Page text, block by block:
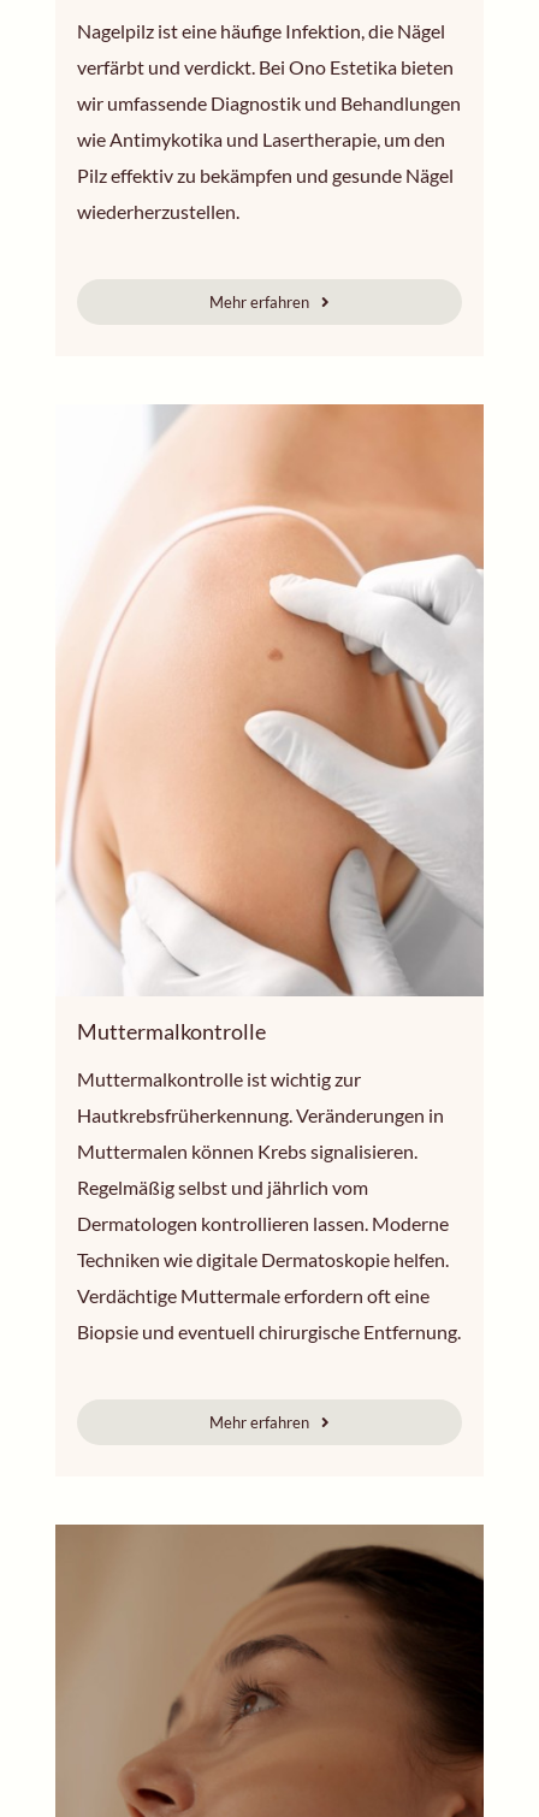
Nagelpilz ist eine häufige Infektion, die Nägel
verfärbt und verdickt. Bei Ono Estetika bieten
wir umfassende Diagnostik und Behandlungen
wie Antimykotika und Lasertherapie, um den
Pilz effektiv zu bekämpfen und gesunde Nägel
wiederherzustellen.
Mehr erfahren
Muttermalkontrolle
Muttermalkontrolle ist wichtig zur
Hautkrebsfrüherkennung. Veränderungen in
Muttermalen können Krebs signalisieren.
Regelmäßig selbst und jährlich vom
Dermatologen kontrollieren lassen. Moderne
Techniken wie digitale Dermatoskopie helfen.
Verdächtige Muttermale erfordern oft eine
Biopsie und eventuell chirurgische Entfernung.
Mehr erfahren